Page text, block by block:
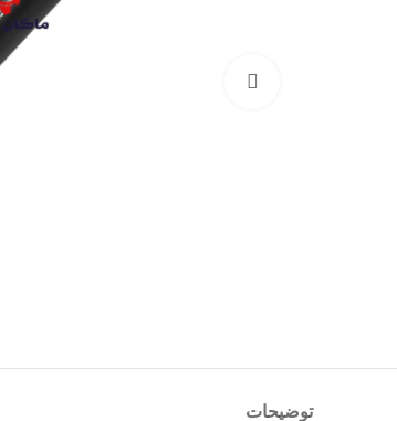
توضیحات